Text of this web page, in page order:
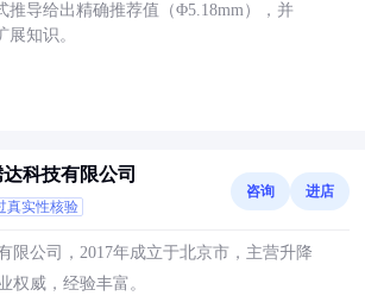
推导给出精确推荐值（Φ5.18mm），并
展知识。
科技有限公司
真实性核验
咨询 进店
限公司，2017年成立于北京市，主营升降
权威，经验丰富。